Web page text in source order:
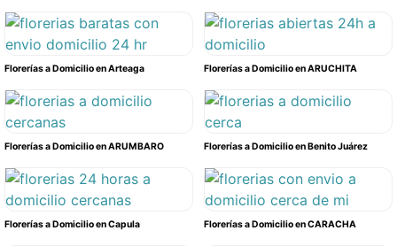
Florerías a Domicilio en Arteaga Florerías a Domicilio en ARUCHITA
Florerías a Domicilio en ARUMBARO Florerías a Domicilio en Benito Juárez
Florerías a Domicilio en Capula Florerías a Domicilio en CARACHA